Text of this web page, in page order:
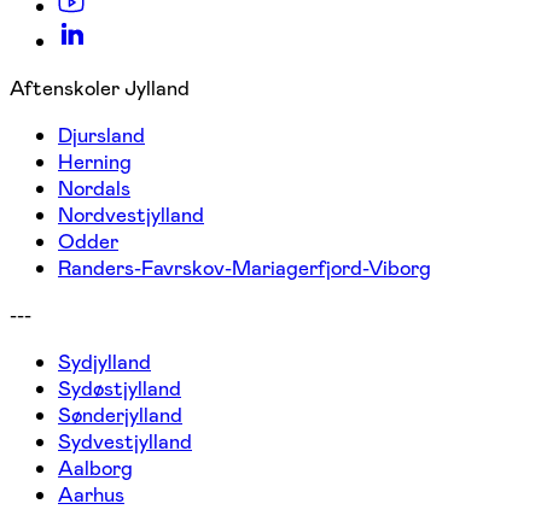
Aftenskoler Jylland
Djursland
Herning
Nordals
Nordvestjylland
Odder
Randers-Favrskov-Mariagerfjord-Viborg
---
Sydjylland
Sydøstjylland
Sønderjylland
Sydvestjylland
Aalborg
Aarhus